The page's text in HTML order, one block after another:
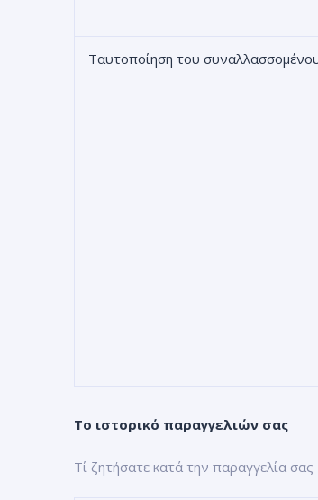
Ταυτοποίηση του
Το ιστορικό παραγγελιών σας
Τί ζητήσατε κατά την παραγγελία